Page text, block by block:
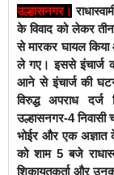
उल्हासनगर।
के विवाद को लेकर
से मारकर घायल
ले गए। इससे इंचार्ज
आने से इंचार्ज की
विरुद्ध अपराध
उल्हासनगर-4 निवासी
भोईर और एक अज्ञात
को शाम 5 बजे
शिकायतकर्ता और